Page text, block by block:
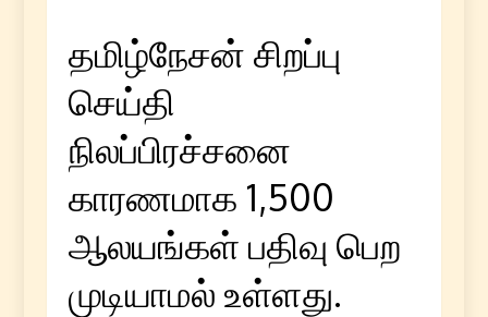
தமிழ்நேசன் சிறப்பு
செய்தி
நிலப்பிரச்சனை
காரணமாக 1,500
ஆலயங்கள் பதிவு பெற
முடியாமல் உள்ளது.